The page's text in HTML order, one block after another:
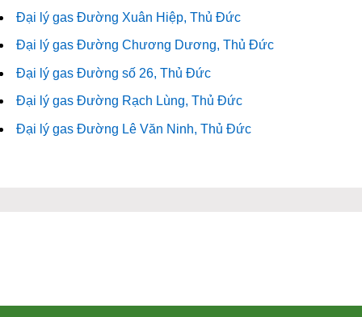
Đại lý gas Đường Xuân Hiệp, Thủ Đức
Đại lý gas Đường Chương Dương, Thủ Đức
Đại lý gas Đường số 26, Thủ Đức
Đại lý gas Đường Rạch Lùng, Thủ Đức
Đại lý gas Đường Lê Văn Ninh, Thủ Đức